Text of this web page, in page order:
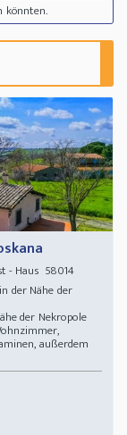
könnten.
- Haus 58014
der Nähe der
der Nekropole
außerdem